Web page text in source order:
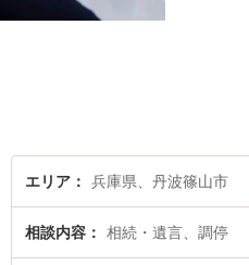
します。
エリア 兵庫県、丹波篠山市
相談内容 相続・遺言、調停